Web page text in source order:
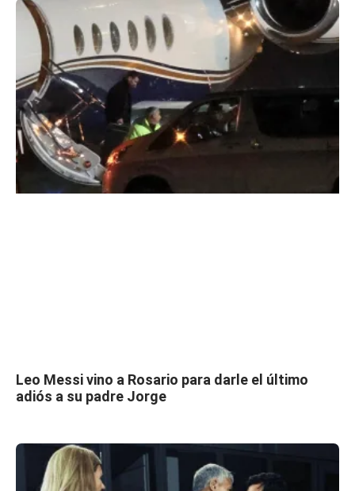
Leo Messi vino a Rosario para darle el último
adiós a su padre Jorge